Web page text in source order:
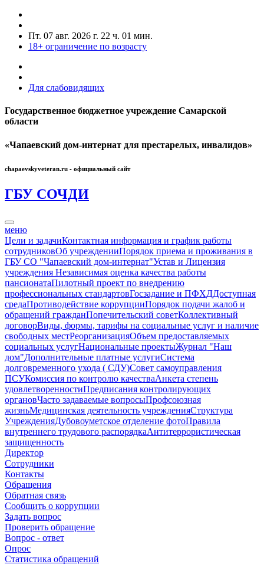
Пт. 07 авг. 2026 г. 22 ч. 01 мин.
18+ ограничение по возрасту
Для слабовидящих
Государственное бюджетное учреждение Самарской
области
«Чапаевский дом-интернат для престарелых, инвалидов»
chapaevskyveteran.ru - официальный сайт
ГБУ СОЧДИ
меню
Цели и задачиКонтактная информация и график работы
сотрудниковОб учрежденииПорядок приема и проживания в
ГБУ СО "Чапаевский дом-интернат"Устав и Лицензия
учреждения Независимая оценка качества работы
пансионатаПилотный проект по внедрению
профессиональных стандартовГосзадание и ПФХДДоступная
средаПротиводействие коррупцииПорядок подачи жалоб и
обращений гражданПопечительский советКоллективный
договорВиды, формы, тарифы на социальные услуг и наличие
свободных местРеорганизацияОбъем предоставляемых
социальных услугНациональные проектыЖурнал "Наш
дом"Дополнительные платные услугиСистема
долговременного ухода ( СДУ)Совет самоуправления
ПСУКомиссия по контролю качестваАнкета степень
удовлетворенностиПредписания контролирующих
органовЧасто задаваемые вопросыПрофсоюзная
жизньМедицинская деятельность учрежденияСтруктура
УчрежденияДубовоуметское отделение фотоПравила
внутреннего трудового распорядкаАнтитеррористическая
защищенность
Директор
Сотрудники
Контакты
Обращения
Обратная связь
Сообщить о коррупции
Задать вопрос
Проверить обращение
Вопрос - ответ
Опрос
Статистика обращений